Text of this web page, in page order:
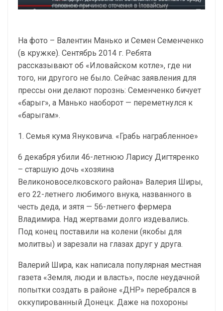
На фото – Валентин Манько и Семен Семенченко
(в кружке). Сентябрь 2014 г. Ребята
рассказывают об «Иловайском котле», где ни
того, ни другого не было. Сейчас заявления для
прессы они делают порознь: Семенченко бичует
«барыг», а Манько наоборот — переметнулся к
«барыгам».
1. Семья кума Януковича. «Грабь награбленное»
6 декабря убили 46-летнюю Ларису Дигтяренко
– старшую дочь «хозяина
Великоновоселковского района» Валерия Ширы,
его 22-летнего любимого внука, названного в
честь деда, и зятя — 56-летнего фермера
Владимира. Над жертвами долго издевались.
Под конец поставили на колени (якобы для
молитвы) и зарезали на глазах друг у друга.
Валерий Шира, как написала популярная местная
газета «Земля, люди и власть», после неудачной
попытки создать в районе «ДНР» перебрался в
оккупированный Донецк. Даже на похороны